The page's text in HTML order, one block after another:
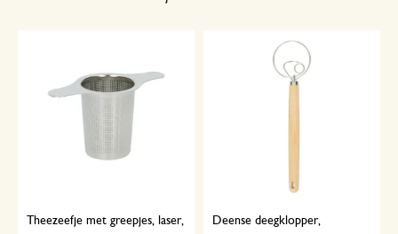
Theezeefje met greepjes, laser,
Deense deegklopper,